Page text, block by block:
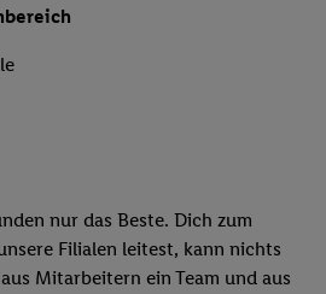
nur das Beste. Dich zum
Filialen leitest, kann nichts
Mitarbeitern ein Team und aus